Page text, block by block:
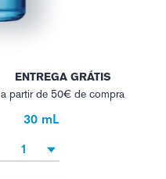
ENTREGA GRÁTIS
a partir de 50€ de compra
30 mL
1